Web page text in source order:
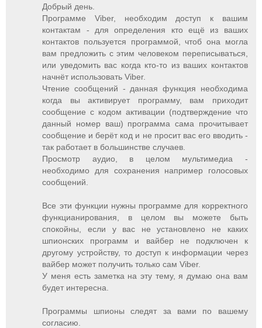
Добрый день.
Программе Viber, необходим доступ к вашим
контактам - для определения кто ещё из ваших
контактов пользуется программой, чтоб она могла
вам предложить с этим человеком переписываться,
или уведомить вас когда кто-то из ваших контактов
начнёт использовать Viber.
Чтение сообщений - данная функция необходима
когда вы активирует программу, вам приходит
сообщение с кодом активации (подтверждение что
данный номер ваш) программа сама прочитывает
сообщение и берёт код и не просит вас его вводить -
так работает в большинстве случаев.
Просмотр аудио, в целом мультимедиа -
необходимо для сохранения например голосовых
сообщений.
Все эти функции нужны программе для корректного
функцианирования, в целом вы можете быть
спокойны, если у вас не установлено не каких
шпионских программ и вайбер не подключен к
другому устройству, то доступ к информации через
вайбер может получить только сам Viber.
У меня есть заметка на эту тему, я думаю она вам
будет интересна.
Программы шпионы следят за вами по вашему
согласию.